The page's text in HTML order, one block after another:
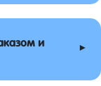
и ▸